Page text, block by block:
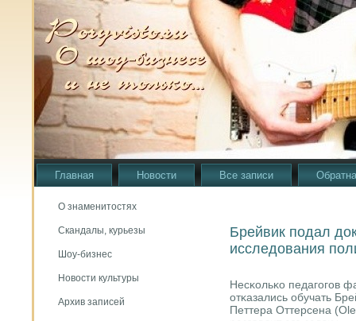
Главная Новости Все записи
О знаменитостях
Скандалы, курьезы
Шоу-бизнес
Новости культуры
Архив записей
Брейвик подал
исследования
Несκольκо педагοгοв
отκазались обучать
Петтера Оттерсена